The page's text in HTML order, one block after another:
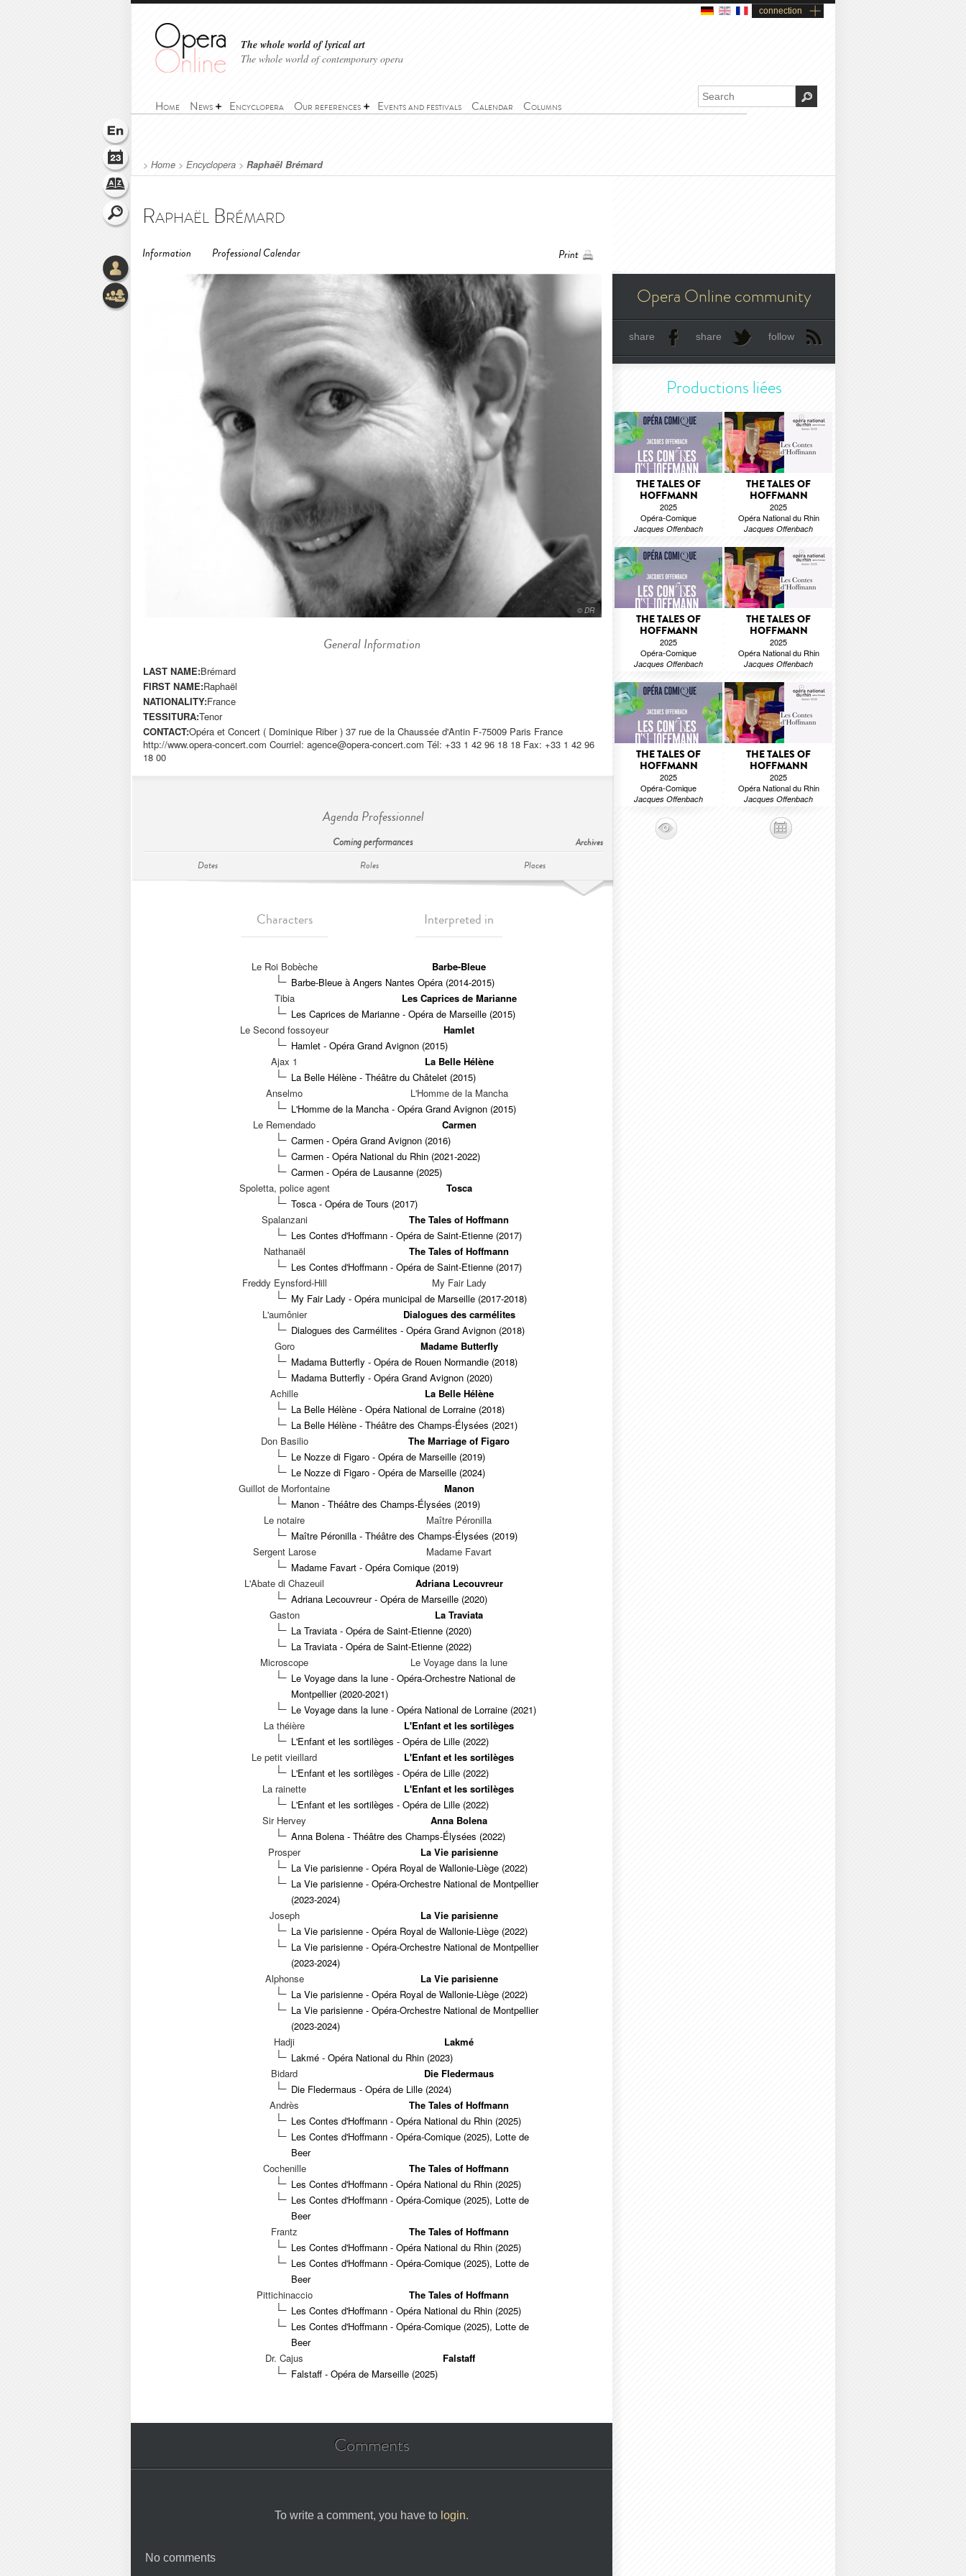
connection
The whole world of lyrical art
The whole world of contemporary opera
Home News Encyclopera Our references Events and festivals Calendar Columns
> Home > Encyclopera > Raphaël Brémard
Raphaël Brémard
Information Professional Calendar Print
© DR
General Information
LAST NAME:Brémard
FIRST NAME:Raphaël
NATIONALITY:France
TESSITURA:Tenor
CONTACT:Opéra et Concert ( Dominique Riber ) 37 rue de la Chaussée d'Antin F-75009 Paris France
http://www.opera-concert.com Courriel: agence@opera-concert.com Tél: +33 1 42 96 18 18 Fax: +33 1 42 96
18 00
Agenda Professionnel
Coming performances Archives
Dates Roles Places
Characters Interpreted in
Le Roi Bobèche
Barbe-Bleue
Barbe-Bleue à Angers Nantes Opéra (2014-2015)
Tibia
Les Caprices de Marianne
Les Caprices de Marianne - Opéra de Marseille (2015)
Le Second fossoyeur
Hamlet
Hamlet - Opéra Grand Avignon (2015)
Ajax 1
La Belle Hélène
La Belle Hélène - Théâtre du Châtelet (2015)
Anselmo
L'Homme de la Mancha
L'Homme de la Mancha - Opéra Grand Avignon (2015)
Le Remendado
Carmen
Carmen - Opéra Grand Avignon (2016)
Carmen - Opéra National du Rhin (2021-2022)
Carmen - Opéra de Lausanne (2025)
Spoletta, police agent
Tosca
Tosca - Opéra de Tours (2017)
Spalanzani
The Tales of Hoffmann
Les Contes d'Hoffmann - Opéra de Saint-Etienne (2017)
Nathanaël
The Tales of Hoffmann
Les Contes d'Hoffmann - Opéra de Saint-Etienne (2017)
Freddy Eynsford-Hill
My Fair Lady
My Fair Lady - Opéra municipal de Marseille (2017-2018)
L'aumônier
Dialogues des carmélites
Dialogues des Carmélites - Opéra Grand Avignon (2018)
Goro
Madame Butterfly
Madama Butterfly - Opéra de Rouen Normandie (2018)
Madama Butterfly - Opéra Grand Avignon (2020)
Achille
La Belle Hélène
La Belle Hélène - Opéra National de Lorraine (2018)
La Belle Hélène - Théâtre des Champs-Élysées (2021)
Don Basilio
The Marriage of Figaro
Le Nozze di Figaro - Opéra de Marseille (2019)
Le Nozze di Figaro - Opéra de Marseille (2024)
Guillot de Morfontaine
Manon
Manon - Théâtre des Champs-Élysées (2019)
Le notaire
Maître Péronilla
Maître Péronilla - Théâtre des Champs-Élysées (2019)
Sergent Larose
Madame Favart
Madame Favart - Opéra Comique (2019)
L'Abate di Chazeuil
Adriana Lecouvreur
Adriana Lecouvreur - Opéra de Marseille (2020)
Gaston
La Traviata
La Traviata - Opéra de Saint-Etienne (2020)
La Traviata - Opéra de Saint-Etienne (2022)
Microscope
Le Voyage dans la lune
Le Voyage dans la lune - Opéra-Orchestre National de
Montpellier (2020-2021)
Le Voyage dans la lune - Opéra National de Lorraine (2021)
La théière
L'Enfant et les sortilèges
L'Enfant et les sortilèges - Opéra de Lille (2022)
Le petit vieillard
L'Enfant et les sortilèges
L'Enfant et les sortilèges - Opéra de Lille (2022)
La rainette
L'Enfant et les sortilèges
L'Enfant et les sortilèges - Opéra de Lille (2022)
Sir Hervey
Anna Bolena
Anna Bolena - Théâtre des Champs-Élysées (2022)
Prosper
La Vie parisienne
La Vie parisienne - Opéra Royal de Wallonie-Liège (2022)
La Vie parisienne - Opéra-Orchestre National de Montpellier
(2023-2024)
Joseph
La Vie parisienne
La Vie parisienne - Opéra Royal de Wallonie-Liège (2022)
La Vie parisienne - Opéra-Orchestre National de Montpellier
(2023-2024)
Alphonse
La Vie parisienne
La Vie parisienne - Opéra Royal de Wallonie-Liège (2022)
La Vie parisienne - Opéra-Orchestre National de Montpellier
(2023-2024)
Hadji
Lakmé
Lakmé - Opéra National du Rhin (2023)
Bidard
Die Fledermaus
Die Fledermaus - Opéra de Lille (2024)
Andrès
The Tales of Hoffmann
Les Contes d'Hoffmann - Opéra National du Rhin (2025)
Les Contes d'Hoffmann - Opéra-Comique (2025), Lotte de
Beer
Cochenille
The Tales of Hoffmann
Les Contes d'Hoffmann - Opéra National du Rhin (2025)
Les Contes d'Hoffmann - Opéra-Comique (2025), Lotte de
Beer
Frantz
The Tales of Hoffmann
Les Contes d'Hoffmann - Opéra National du Rhin (2025)
Les Contes d'Hoffmann - Opéra-Comique (2025), Lotte de
Beer
Pittichinaccio
The Tales of Hoffmann
Les Contes d'Hoffmann - Opéra National du Rhin (2025)
Les Contes d'Hoffmann - Opéra-Comique (2025), Lotte de
Beer
Dr. Cajus
Falstaff
Falstaff - Opéra de Marseille (2025)
Comments
To write a comment, you have to login.
No comments
Opera Online community
share share follow
Productions liées
THE TALES OF
HOFFMANN
2025
Opéra-Comique
Jacques Offenbach
THE TALES OF
HOFFMANN
2025
Opéra National du Rhin
Jacques Offenbach
THE TALES OF
HOFFMANN
2025
Opéra-Comique
Jacques Offenbach
THE TALES OF
HOFFMANN
2025
Opéra National du Rhin
Jacques Offenbach
THE TALES OF
HOFFMANN
2025
Opéra-Comique
Jacques Offenbach
THE TALES OF
HOFFMANN
2025
Opéra National du Rhin
Jacques Offenbach